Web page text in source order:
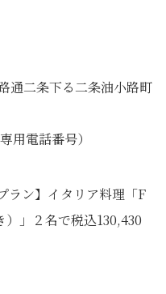
通二条下る二条油小路町
用電話番号）
ラン】イタリア料理「F
」２名で税込130,430